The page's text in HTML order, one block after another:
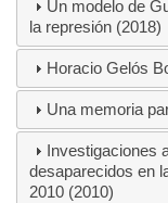
Un modelo de
la represión (2018)
Horacio Gelós
Una memoria
Investigaciones
desaparecidos en
2010 (2010)